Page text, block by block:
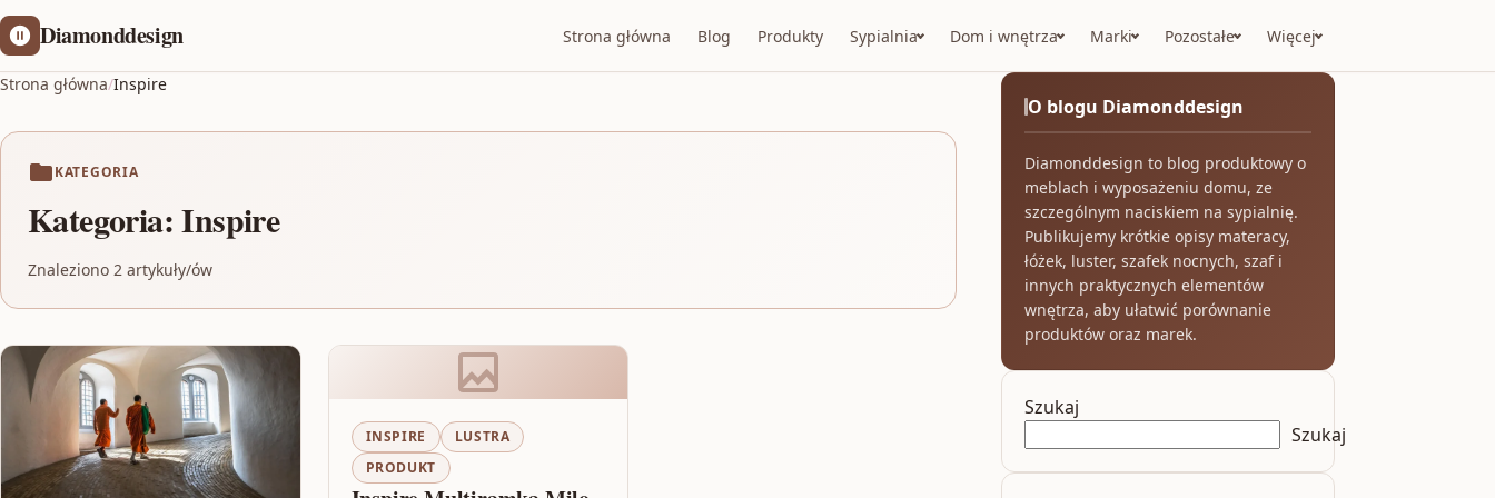
Diamonddesign Strona główna Blog Produkty Sypialnia Dom i wnętrza Marki Pozostałe Więcej
Strona główna/Inspire
KATEGORIA
Kategoria:Inspire
Znaleziono 2 artykuły/ów
INSPIRE
LUSTRA
PRODUKT
O blogu Diamonddesign
Diamonddesign to blog produktowy o
meblach i wyposażeniu domu, ze
szczególnym naciskiem na sypialnię.
Publikujemy krótkie opisy materacy,
łóżek, luster, szafek nocnych, szaf i
innych praktycznych elementów
wnętrza, aby ułatwić porównanie
produktów oraz marek.
Szukaj
Szukaj